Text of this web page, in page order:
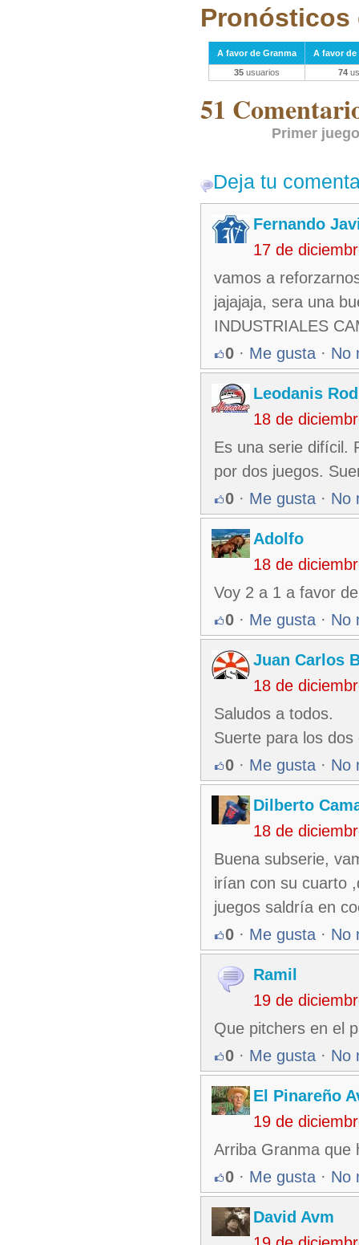
Pronósticos
A favor de Granma
A favor
35 usuarios 74
51
Primer
Deja tu
Fernando
17 de
vamos a
jajajaja, sera una
INDUSTRIALES
0 · Me gusta · No
Leodanis
18 de
Es una serie difícil.
por dos juegos.
0 · Me gusta · No
Adolfo
18 de
Voy 2 a 1 a favor
0 · Me gusta · No
Juan Carlos
18 de
Saludos a todos.
Suerte para los dos
0 · Me gusta · No
Dilberto
18 de
Buena subserie,
irían con su cuarto
juegos saldría en
0 · Me gusta · No
Ramil
19 de
Que pitchers en el
0 · Me gusta · No
El Pinareño
19 de
Arriba Granma que
0 · Me gusta · No
David Avm